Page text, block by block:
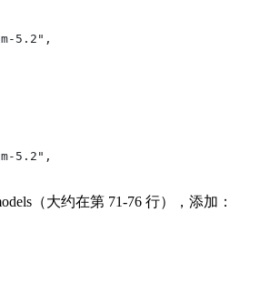
5.2",
5.2",
（大约在第 71-76 行），添加：